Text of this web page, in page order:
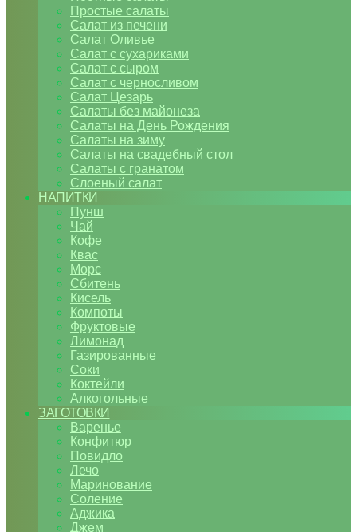
Простые салаты
Салат из печени
Салат Оливье
Салат с сухариками
Салат с сыром
Салат с черносливом
Салат Цезарь
Салаты без майонеза
Салаты на День Рождения
Салаты на зиму
Салаты на свадебный стол
Салаты с гранатом
Слоеный салат
НАПИТКИ
Пунш
Чай
Кофе
Квас
Морс
Сбитень
Кисель
Компоты
Фруктовые
Лимонад
Газированные
Соки
Коктейли
Алкогольные
ЗАГОТОВКИ
Варенье
Конфитюр
Повидло
Лечо
Маринование
Соление
Аджика
Джем